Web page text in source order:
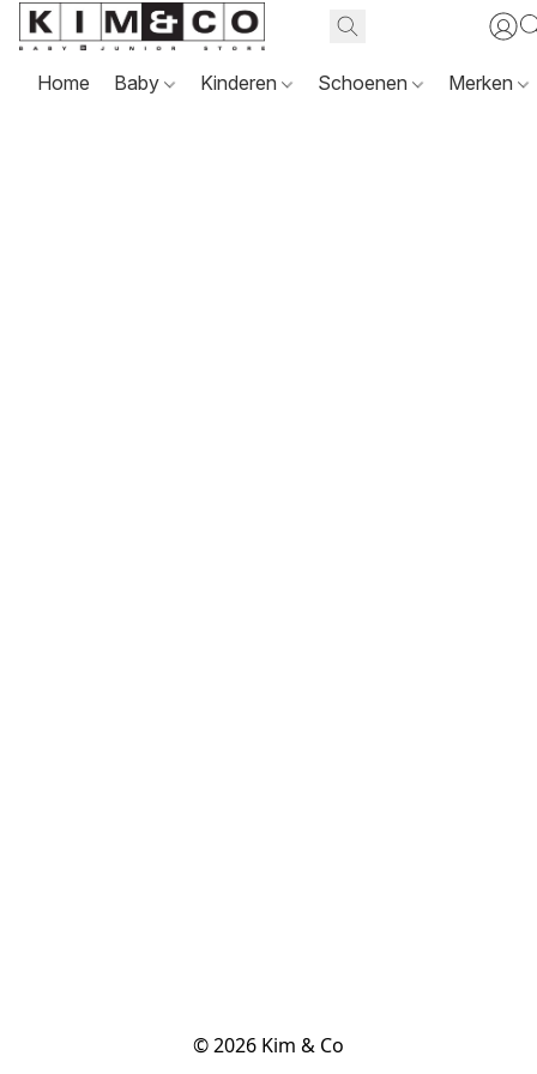
Home Baby Kinderen Schoenen Merken
© 2026 Kim & Co